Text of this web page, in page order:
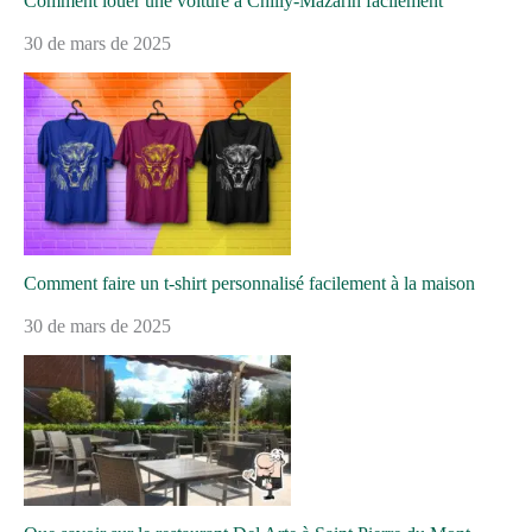
30 de mars de 2025
Comment faire un t-shirt personnalisé facilement à la maison
30 de mars de 2025